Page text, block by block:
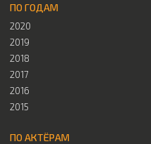
ПО ГОДАМ
2020
2019
2018
2017
2016
2015
ПО АКТЁРАМ